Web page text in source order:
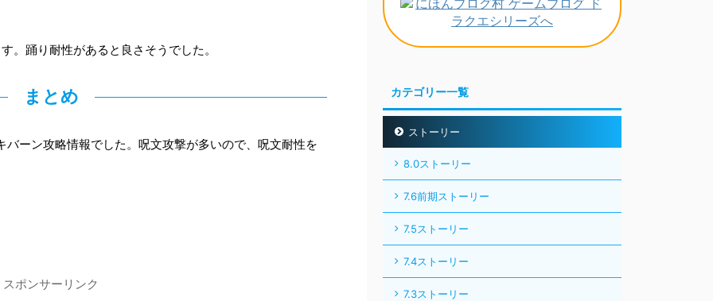
。踊り耐性があると良さそうでした。
まとめ
ーン攻略情報でした。呪文攻撃が多いので、呪文耐性を
スポンサーリンク
カテゴリー一覧
ストーリー
8.0ストーリー
7.6前期ストーリー
7.5ストーリー
7.4ストーリー
7.3ストーリー